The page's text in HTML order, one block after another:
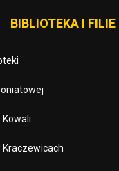
BIBLIOTEKA I FILIE
Kowali
Kraczewicach